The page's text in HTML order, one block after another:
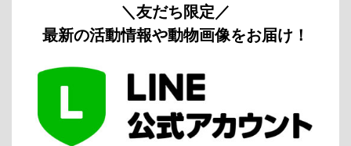
＼友だち限定／
最新の活動情報や動物画像をお届け！